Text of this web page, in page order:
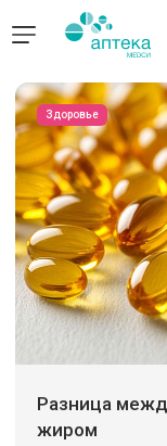
Здоровье
Разница
жиром